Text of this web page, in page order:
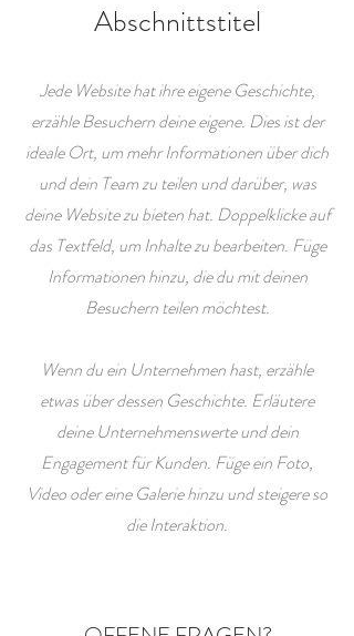
Abschnittstitel
Jede Website hat ihre eigene Geschichte,
erzähle Besuchern deine eigene. Dies ist der
ideale Ort, um mehr Informationen über dich
und dein Team zu teilen und darüber, was
deine Website zu bieten hat. Doppelklicke auf
das Textfeld, um Inhalte zu bearbeiten. Füge
Informationen hinzu, die du mit deinen
Besuchern teilen möchtest.
Wenn du ein Unternehmen hast, erzähle
etwas über dessen Geschichte. Erläutere
deine Unternehmenswerte und dein
Engagement für Kunden. Füge ein Foto,
Video oder eine Galerie hinzu und steigere so
die Interaktion.